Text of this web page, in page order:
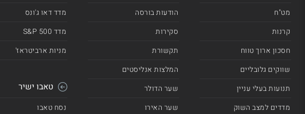
מט"ח
קרנות
חסכון ארוך טווח
שווקים גלובליים
תנועות בעלי עניין
מדדים למצב השוק
הודעות בורסה
סקירות
תקשורת
המלצות אנליסטים
שער הדולר
שער האירו
מדד דאו ג'ונס
מדד 500 S&P
מניות ארביטראז'
טאבו ישיר
נסח טאבו